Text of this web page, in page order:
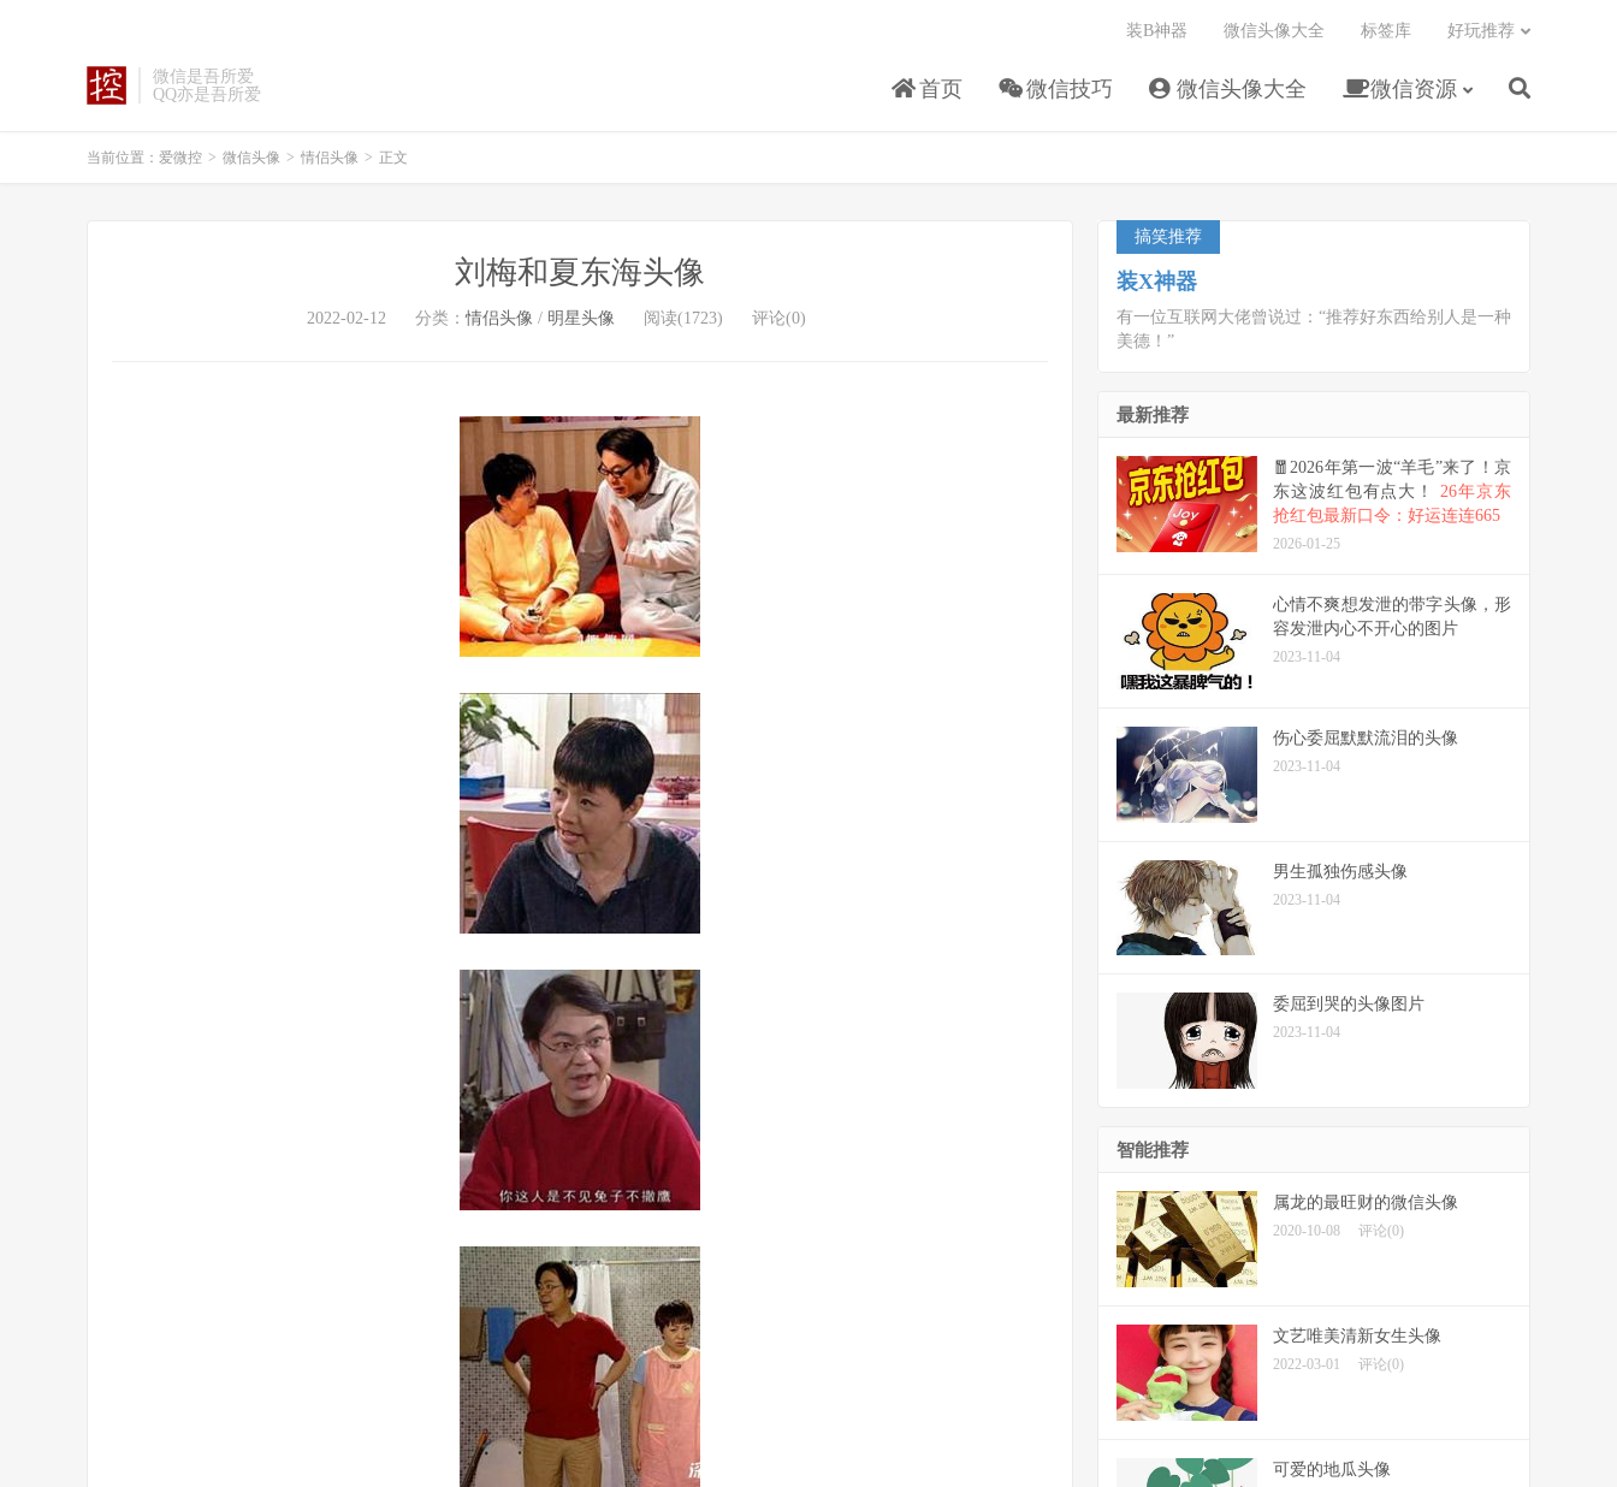
微信是吾所爱
QQ亦是吾所爱
首页 微信技巧 微信头像大全 微信资源
装B神器 微信头像大全 标签库 好玩推荐
当前位置： 爱微控 > 微信头像 > 情侣头像 > 正文
刘梅和夏东海头像
2022-02-12 分类：情侣头像 / 明星头像 阅读(1723) 评论(0)
搞笑推荐
装X神器
有一位互联网大佬曾说过：“推荐好东西给别人是一种
美德！”
最新推荐
🧧2026年第一波“羊毛”来了！京
东这波红包有点大！ 26年京东
抢红包最新口令：好运连连665
2026-01-25
心情不爽想发泄的带字头像，形
容发泄内心不开心的图片
2023-11-04
伤心委屈默默流泪的头像
2023-11-04
男生孤独伤感头像
2023-11-04
委屈到哭的头像图片
2023-11-04
智能推荐
属龙的最旺财的微信头像
2020-10-08 评论(0)
文艺唯美清新女生头像
2022-03-01 评论(0)
可爱的地瓜头像